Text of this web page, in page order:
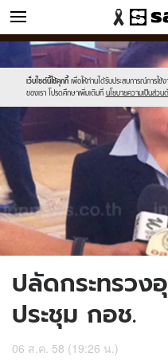
ข่าว
เว็บไซต์นี้ใช้คุกกี้ เพื่อให้ท่านได้รับประสบการณ์การใช้
ของเรา โปรดศึกษาเพิ่มเติมที่ นโยบายความเป็นส่วน
Sanook
//s.isanook.com/sr/0/images/
new-
sanook.png
600
//s.isanook.com/ns/0/ud/368/
01.jpg
ปลัดกระทรวง
ประชุม กอช.
06 ส.ค. 58 (19:26 น.)